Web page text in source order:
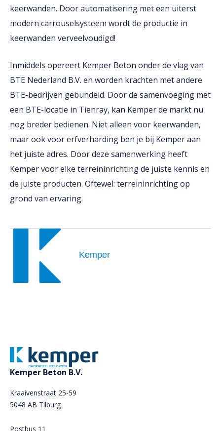
keerwanden. Door automatisering met een uiterst
modern carrouselsysteem wordt de productie in
keerwanden verveelvoudigd!
Inmiddels opereert Kemper Beton onder de vlag van
BTE Nederland B.V. en worden krachten met andere
BTE-bedrijven gebundeld. Door de samenvoeging met
een BTE-locatie in Tienray, kan Kemper de markt nu
nog breder bedienen. Niet alleen voor keerwanden,
maar ook voor erfverharding ben je bij Kemper aan
het juiste adres. Door deze samenwerking heeft
Kemper voor elke terreininrichting de juiste kennis en
de juiste producten. Oftewel: terreininrichting op
grond van ervaring.
Kemper
Kemper Beton B.V.
Kraaivenstraat 25-59
5048 AB Tilburg
Postbus 11